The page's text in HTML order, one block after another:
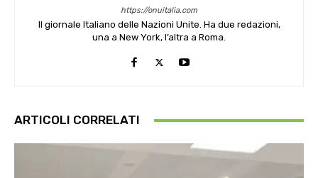
https://onuitalia.com
Il giornale Italiano delle Nazioni Unite. Ha due redazioni,
una a New York, l’altra a Roma.
ARTICOLI CORRELATI